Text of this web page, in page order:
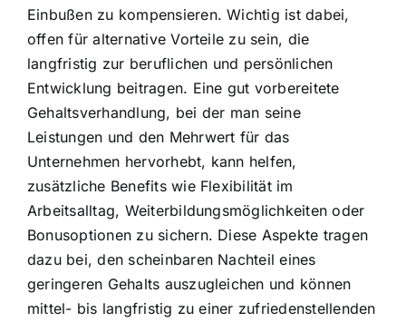
Einbußen zu kompensieren. Wichtig ist dabei,
offen für alternative Vorteile zu sein, die
langfristig zur beruflichen und persönlichen
Entwicklung beitragen. Eine gut vorbereitete
Gehaltsverhandlung, bei der man seine
Leistungen und den Mehrwert für das
Unternehmen hervorhebt, kann helfen,
zusätzliche Benefits wie Flexibilität im
Arbeitsalltag, Weiterbildungsmöglichkeiten oder
Bonusoptionen zu sichern. Diese Aspekte tragen
dazu bei, den scheinbaren Nachteil eines
geringeren Gehalts auszugleichen und können
mittel- bis langfristig zu einer zufriedenstellenden